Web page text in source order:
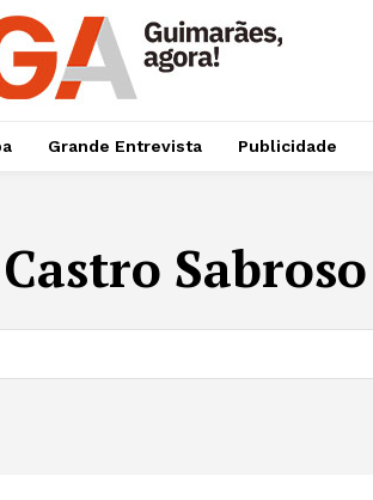
Grande Entrevista Publicidade
Castro Sabroso